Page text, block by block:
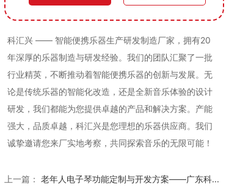
上一篇： 老年人电子琴功能定制与开发方案——广东科...
科汇兴 —— 智能便携乐器生产研发制造厂家，拥有20
年深厚的乐器制造与研发经验。我们的团队汇聚了一批
行业精英，不断推动着智能便携乐器的创新与发展。无
论是传统乐器的智能化改造，还是全新音乐体验的设计
研发，我们都能为您提供卓越的产品和解决方案。产能
强大，品质卓越，科汇兴是您理想的乐器供应商。我们
诚挚邀请您来厂实地考察，共同探索音乐的无限可能！